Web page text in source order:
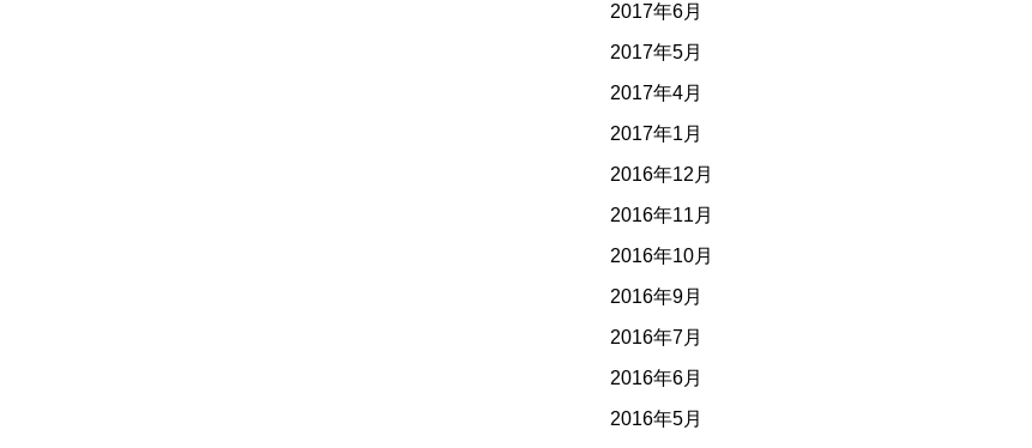
2017年6月
2017年5月
2017年4月
2017年1月
2016年12月
2016年11月
2016年10月
2016年9月
2016年7月
2016年6月
2016年5月